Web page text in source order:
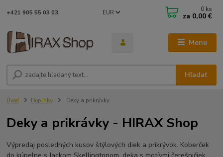
Menu
EUR
Hľadať
+421 905 55 03 03 0 ks
za 0,00 €
Úvod Doplnky Deky a prikrývky
Deky a prikrávky - HIRAX Shop
Výpredaj posledných kusov štýlových diek a prikrývok. Koberček